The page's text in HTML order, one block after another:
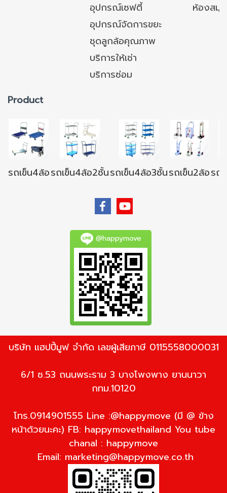
อุปกรณ์เซฟตี้
ห้องสมุ
อุปกรณ์จัดการขยะ
ชุดลูกล้อคุณภาพ
บริการให้เช่า
บริการซ่อม
Product
รถเข็น4ล้อรถเข็น4ล้อ2ชั้นรถเข็น4ล้อ3ชั้นรถเข็น2ล้อรถ
@happymove
บริษัท แฮปปี้มูฟ จำกัด เลขผู้เสียภาษี 0115558000031
6/1 ซ.53 ถนนพระราม 3 บางโพงพาง ยานนาวา
กทม.10120
โทร.0914901555 Line :@happymove (มี @ ข้าง
หน้าด้วยนะคะ) FB: happymovethailand You tube
chanal : happymove
Email: marketing@happymove.co.th